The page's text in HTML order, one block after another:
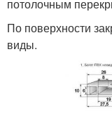
потолочным
По поверхности
виды.